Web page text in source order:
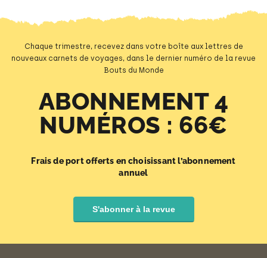
Chaque trimestre, recevez dans votre boîte aux lettres de
nouveaux carnets de voyages, dans le dernier numéro de la revue
Bouts du Monde
ABONNEMENT 4
NUMÉROS : 66€
Frais de port offerts en choisissant l’abonnement
annuel
S'abonner à la revue